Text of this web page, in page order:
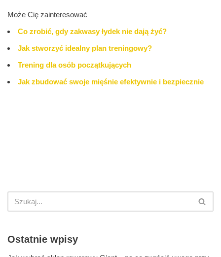
Może Cię zainteresować
Co zrobić, gdy zakwasy łydek nie dają żyć?
Jak stworzyć idealny plan treningowy?
Trening dla osób początkujących
Jak zbudować swoje mięśnie efektywnie i bezpiecznie
Ostatnie wpisy